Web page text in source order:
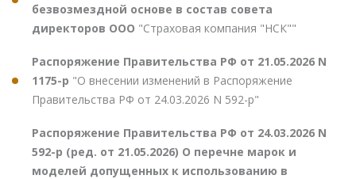
безвозмездной основе в состав совета
директоров ООО "Страховая компания "НСК""
Распоряжение Правительства РФ от 21.05.2026 N
1175-р "О внесении изменений в Распоряжение
Правительства РФ от 24.03.2026 N 592-р"
Распоряжение Правительства РФ от 24.03.2026 N
592-р (ред. от 21.05.2026) О перечне марок и
моделей допущенных к использованию в